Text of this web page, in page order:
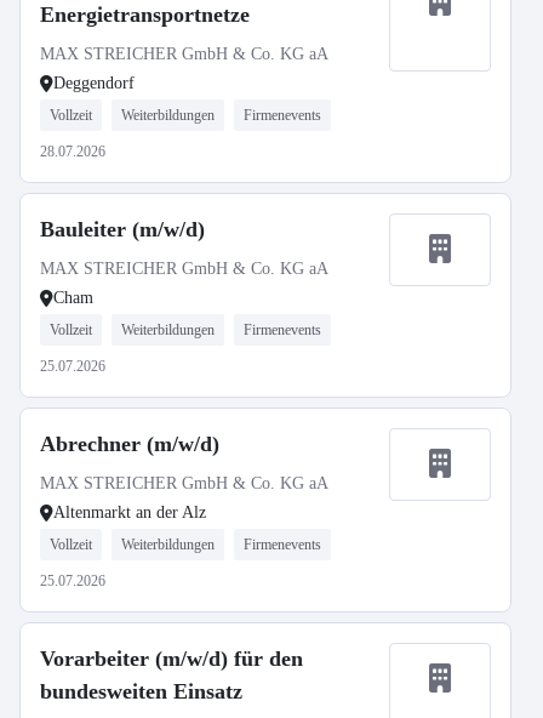
Energietransportnetze
MAX STREICHER GmbH & Co. KG aA
Deggendorf
Vollzeit Weiterbildungen Firmenevents
28.07.2026
Bauleiter (m/w/d)
MAX STREICHER GmbH & Co. KG aA
Cham
Vollzeit Weiterbildungen Firmenevents
25.07.2026
Abrechner (m/w/d)
MAX STREICHER GmbH & Co. KG aA
Altenmarkt an der Alz
Vollzeit Weiterbildungen Firmenevents
25.07.2026
Vorarbeiter (m/w/d) für den
bundesweiten Einsatz